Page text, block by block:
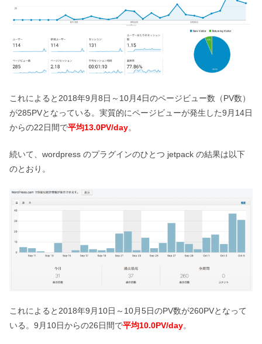
これによると2018年9月8日～10月4日のページビュー数（PV数）
が285PVとなっている。実質的にページビューが発生した9月14日
からの22日間で平均13.0PV/day。
続いて、wordpress のプラグインのひとつ jetpack の結果は以下
のとおり。
これによると2018年9月10日～10月5日のPV数が260PVとなって
いる。9月10日からの26日間で平均10.0PV/day。